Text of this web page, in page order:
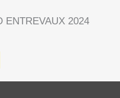
ENTREVAUX 2024